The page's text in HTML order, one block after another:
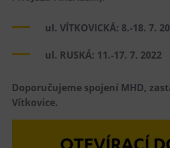
Vila Liběna
Další
Narozeninové oslavy
Letní tábory
Tematické dárkové poukazy
Pro školy
ul. VÍTKOVICKÁ: 8.-18. 7.
ul. RUSKÁ: 11.-17. 7. 2022
Doporučujeme spojení MHD,
Vítkovice.